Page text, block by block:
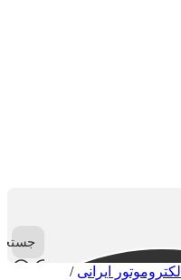
الکتروموتور ایرانی /